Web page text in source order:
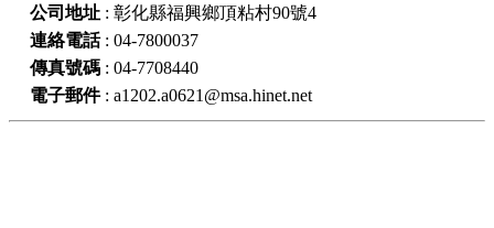
公司地址 : 彰化縣福興鄉頂粘村90號4
連絡電話: 04-7800037
傳真號碼 : 04-7708440
電子郵件: a1202.a0621@msa.hinet.net